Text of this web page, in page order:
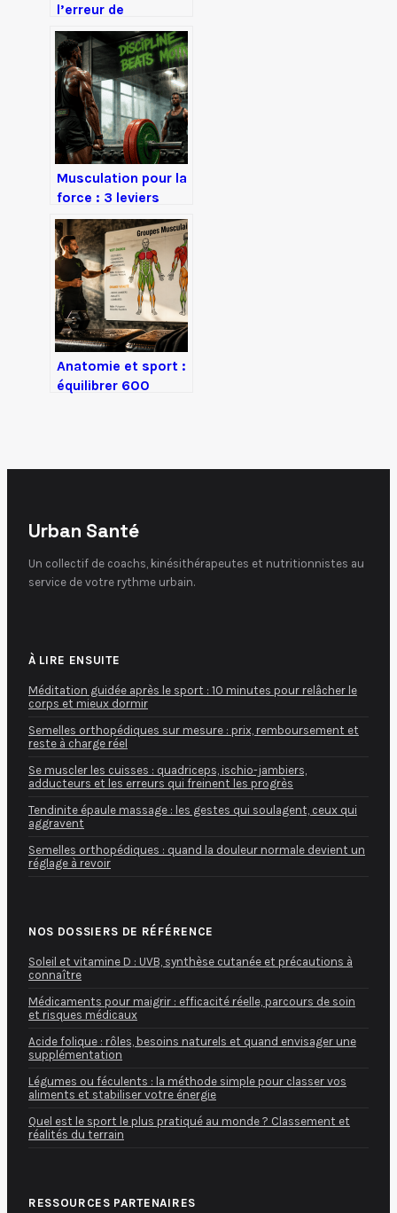
l’erreur de
fréquence qui
bloque votre
progression
musculaire
Musculation pour la
force : 3 leviers
pour optimiser
votre système
nerveux
Anatomie et sport :
équilibrer 600
Urban Santé
Un collectif de coachs, kinésithérapeutes et nutritionnistes au
service de votre rythme urbain.
À LIRE ENSUITE
Méditation guidée après le sport : 10 minutes pour relâcher le
corps et mieux dormir
Semelles orthopédiques sur mesure : prix, remboursement et
reste à charge réel
Se muscler les cuisses : quadriceps, ischio-jambiers,
adducteurs et les erreurs qui freinent les progrès
Tendinite épaule massage : les gestes qui soulagent, ceux qui
aggravent
Semelles orthopédiques : quand la douleur normale devient un
réglage à revoir
NOS DOSSIERS DE RÉFÉRENCE
Soleil et vitamine D : UVB, synthèse cutanée et précautions à
connaître
Médicaments pour maigrir : efficacité réelle, parcours de soin
et risques médicaux
Acide folique : rôles, besoins naturels et quand envisager une
supplémentation
Légumes ou féculents : la méthode simple pour classer vos
aliments et stabiliser votre énergie
Quel est le sport le plus pratiqué au monde ? Classement et
réalités du terrain
RESSOURCES PARTENAIRES